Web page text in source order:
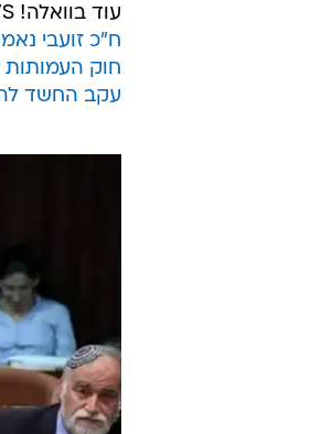
עוד בוואלה! NEWS:
ח"כ זועבי
חוק העמותות
עקב החשד